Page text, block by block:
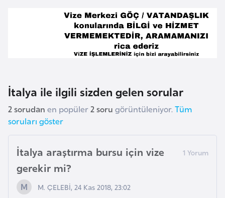
İtalya ile ilgili sizden gelen sorular
2 sorudan en popüler2 soru görüntüleniyor. Tüm
soruları göster
İtalya araştırma bursu için vize
gerekir mi?
M. ÇELEBİ, 24 Kas 2018, 23:02
C
u
t
i